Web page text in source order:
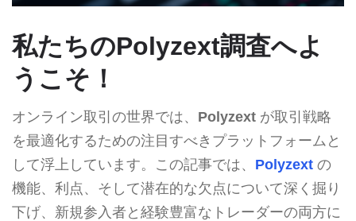
私たちのPolyzext調査へよ
うこそ！
オンライン取引の世界では、 Polyzext が取引戦略
を最適化するための注目すべきプラットフォームと
して浮上しています。この記事では、 Polyzext の
機能、利点、そして潜在的な欠点について深く掘り
下げ、新規参入者と経験豊富なトレーダーの両方に